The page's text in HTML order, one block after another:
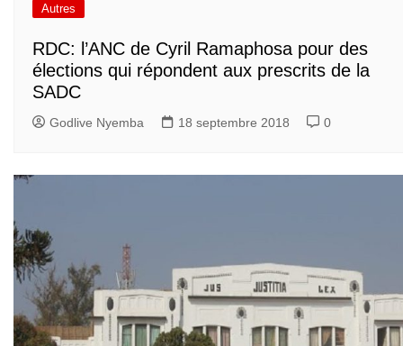
Autres
RDC: l’ANC de Cyril Ramaphosa pour des
élections qui répondent aux prescrits de la
SADC
Godlive Nyemba 18 septembre 2018 0